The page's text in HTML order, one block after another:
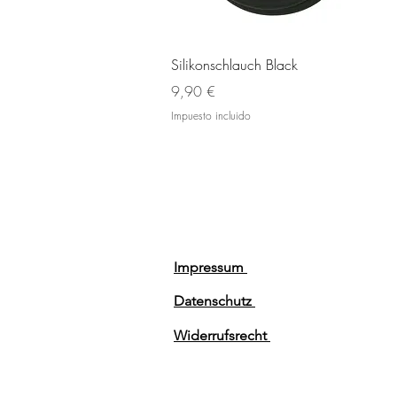
Vista rápida
Silikonschlauch Black
Precio
9,90 €
Impuesto incluido
Impressum
Datenschutz
Widerrufsrecht